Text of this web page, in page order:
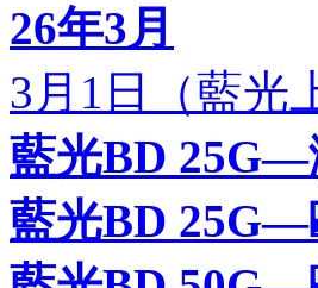
26年3月
3月1日（藍光
藍光BD 25G—
藍光BD 25G—